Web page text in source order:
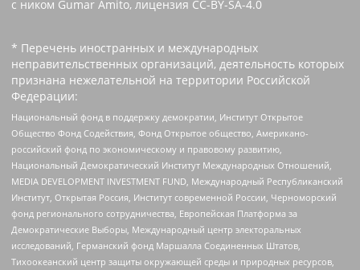
с ником Gumar Amito, лицензия CC-BY-SA-4.0
* Перечень иностранных и международных
неправительственных организаций, деятельность которых
признана нежелательной на территории Российской
Федерации:
Национальный фонд в поддержку демократии, Институт Открытое
Общество Фонд Содействия, Фонд Открытое общество, Американо-
российский фонд по экономическому и правовому развитию,
Национальный Демократический Институт Международных Отношений,
MEDIA DEVELOPMENT INVESTMENT FUND, Международный Республиканский
Институт, Открытая Россия, Институт современной России, Черноморский
фонд регионального сотрудничества, Европейская Платформа за
Демократические Выборы, Международный центр электоральных
исследований, Германский фонд Маршалла Соединенных Штатов,
Тихоокеанский центр защиты окружающей среды и природных ресурсов,